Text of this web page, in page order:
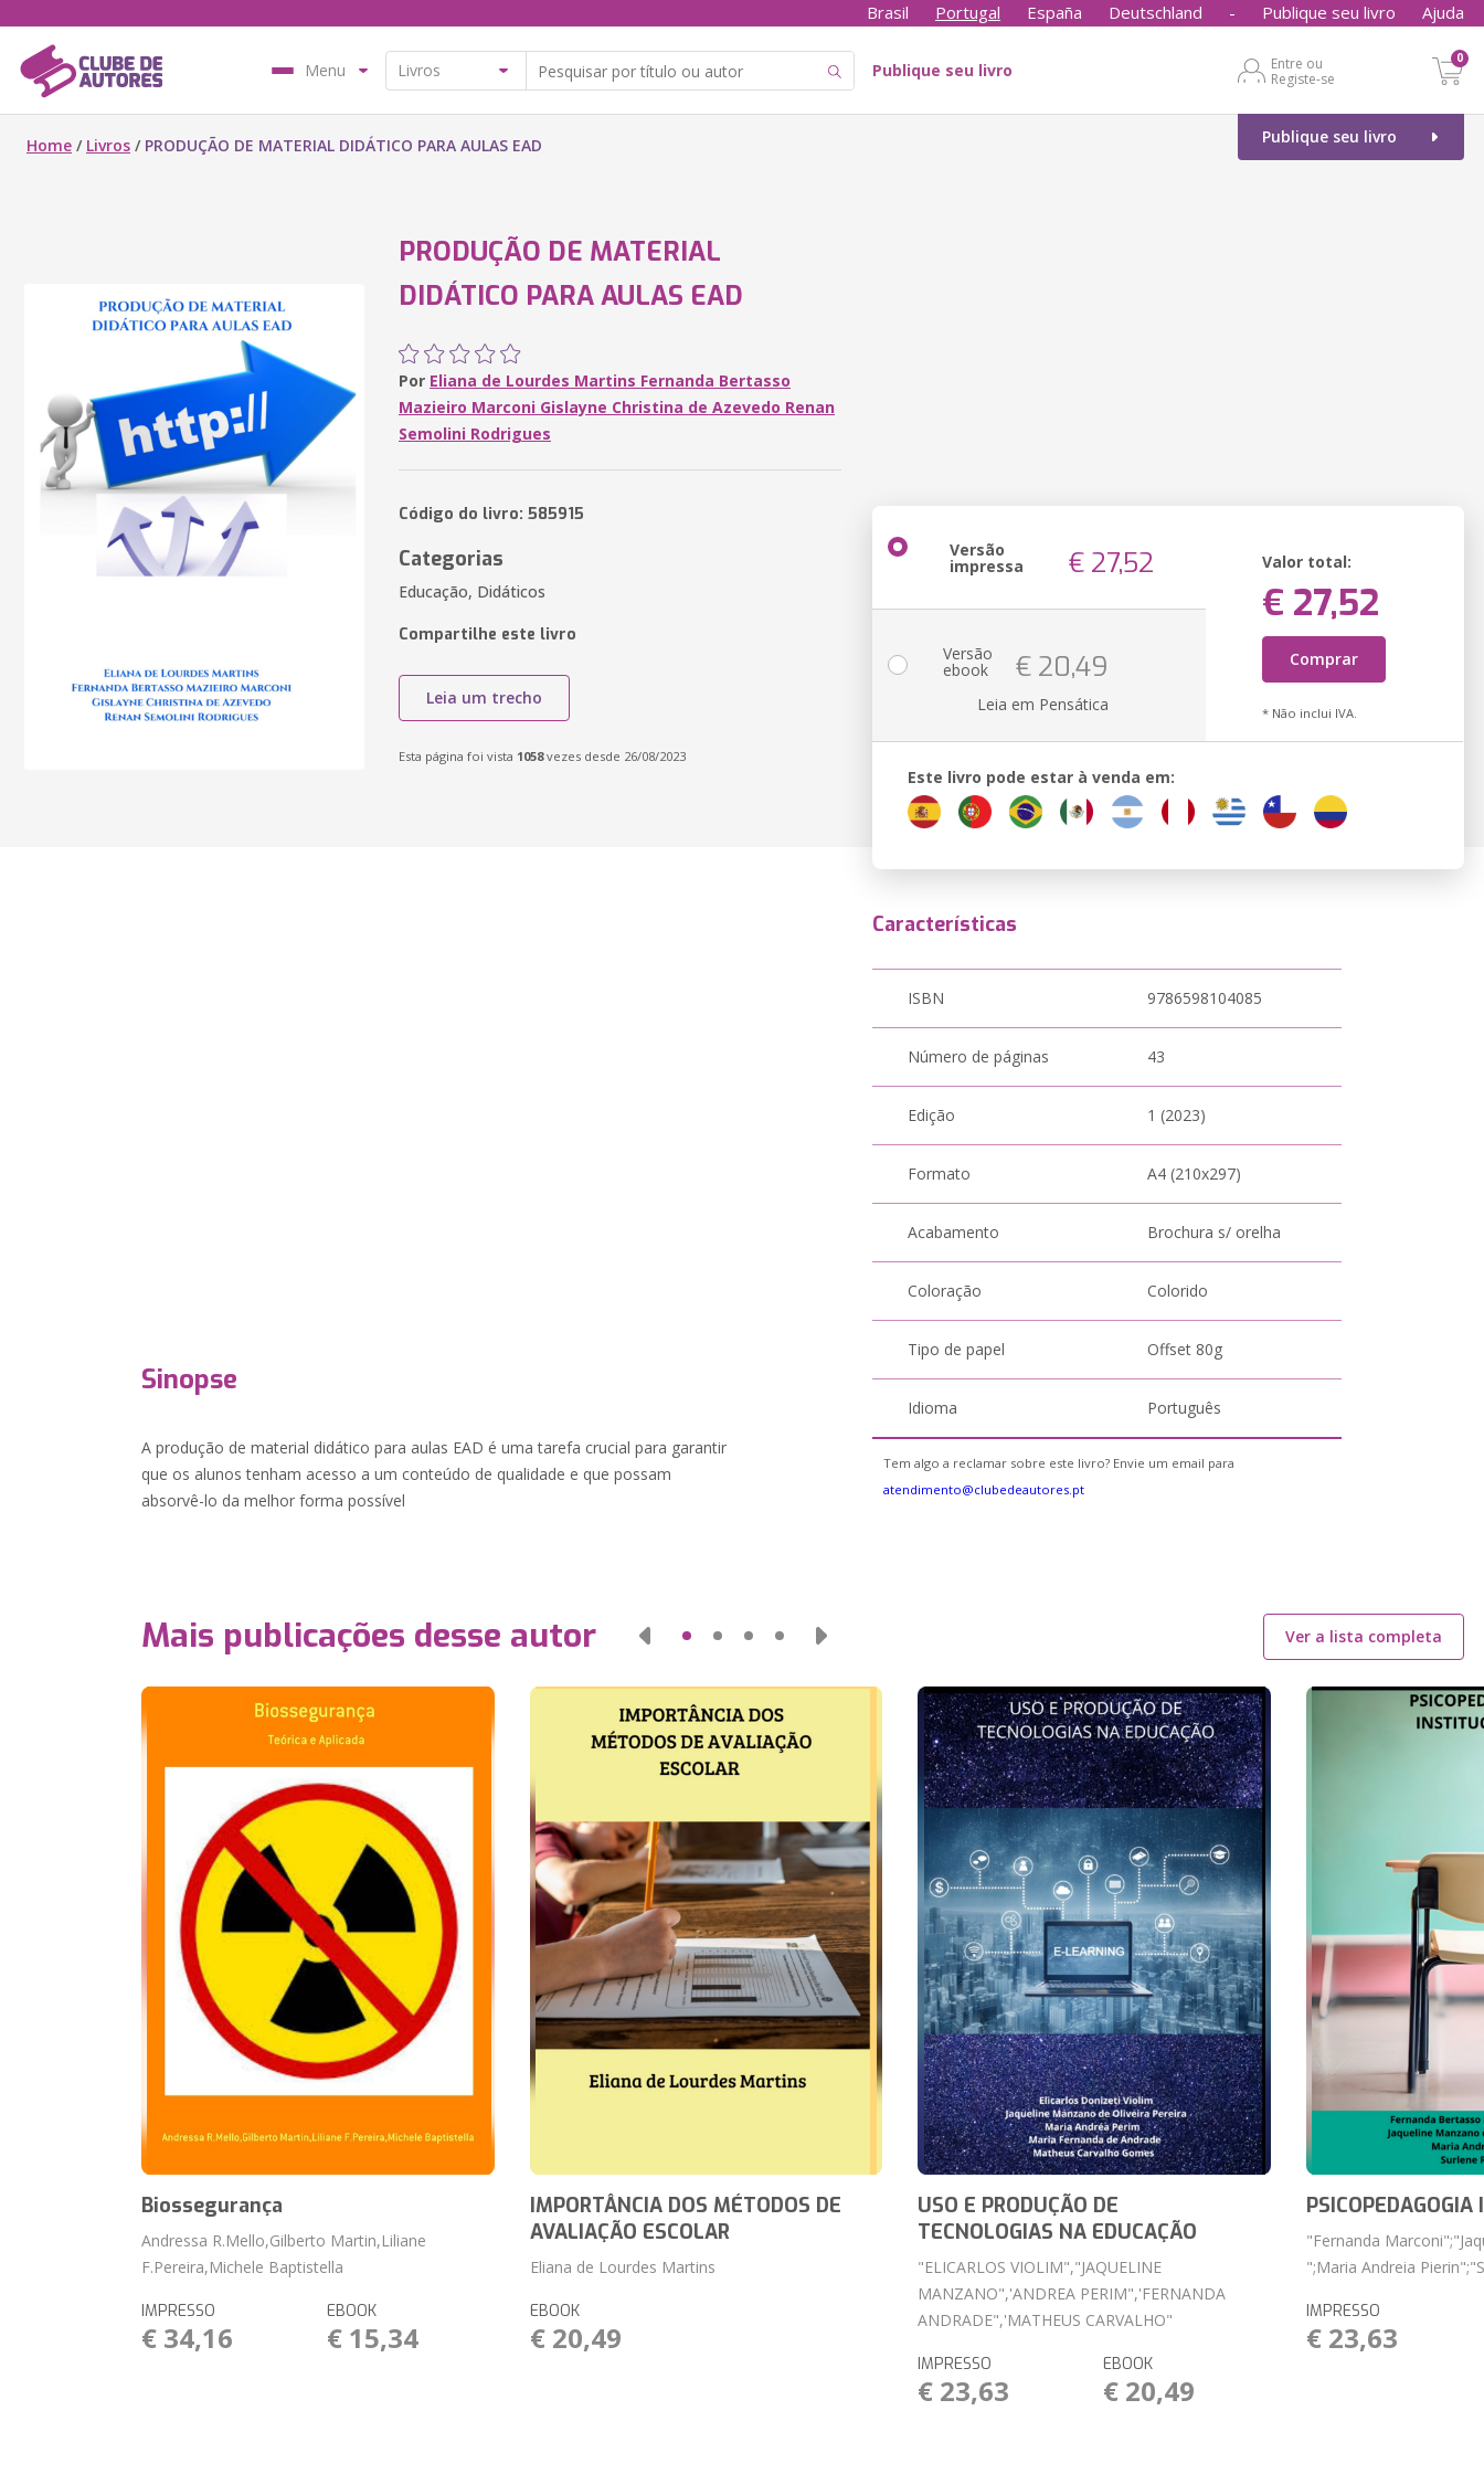
Brasil Portugal España Deutschland - Publique seu livro Ajuda
Menu Publique seu livro
Entre ou
Registe-se
0
Publique seu livro
Home / Livros / PRODUÇÃO DE MATERIAL DIDÁTICO PARA AULAS EAD
PRODUÇÃO DE MATERIAL
DIDÁTICO PARA AULAS EAD
Por Eliana de Lourdes Martins Fernanda Bertasso
Mazieiro Marconi Gislayne Christina de Azevedo Renan
Semolini Rodrigues
Código do livro: 585915
Categorias
Educação, Didáticos
Compartilhe este livro
Leia um trecho
Esta página foi vista 1058vezes desde 26/08/2023
Versão
impressa € 27,52 Valor total:
€ 27,52
Comprar
* Não inclui IVA.
Versão
ebook € 20,49
Leia em Pensática
Este livro pode estar à venda em:
Sinopse
A produção de material didático para aulas EAD é uma tarefa crucial para garantir
que os alunos tenham acesso a um conteúdo de qualidade e que possam
absorvê-lo da melhor forma possível
Características
ISBN 9786598104085
Número de páginas 43
Edição 1 (2023)
Formato A4 (210x297)
Acabamento Brochura s/ orelha
Coloração Colorido
Tipo de papel Offset 80g
Idioma Português
Tem algo a reclamar sobre este livro? Envie um email para
atendimento@clubedeautores.pt
Mais publicações desse autor Ver a lista completa
Biossegurança
Andressa R.Mello,Gilberto Martin,Liliane
F.Pereira,Michele Baptistella
IMPRESSO
€ 34,16
EBOOK
€ 15,34
IMPORTÂNCIA DOS MÉTODOS DE
AVALIAÇÃO ESCOLAR
Eliana de Lourdes Martins
EBOOK
€ 20,49
USO E PRODUÇÃO DE
TECNOLOGIAS NA EDUCAÇÃO
"ELICARLOS VIOLIM","JAQUELINE
MANZANO",'ANDREA PERIM",'FERNANDA
ANDRADE",'MATHEUS CARVALHO"
IMPRESSO
€ 23,63
EBOOK
€ 20,49
"Fernanda
";Maria Andreia
IMPRESSO
€ 23,63